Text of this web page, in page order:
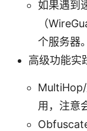
如果遇到
（
个服务器。
高级功能实
MultiHop/
用，注意